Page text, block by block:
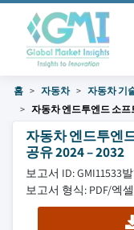
홈 자동차 자동차 기
자동차 엔드투엔드 소
자동차 엔드투엔
공유 2024 – 2032
보고서 ID: GMI11533
보고서 형식: PDF/엑